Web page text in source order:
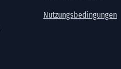
Nutzungsbedingungen